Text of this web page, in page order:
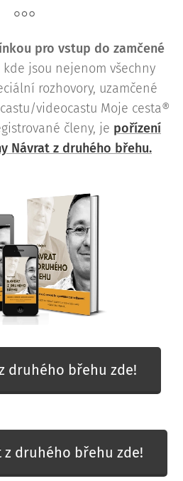
pro vstup do zamčené
kde jsou nejenom všechny
rozhovory, uzamčené
videocastu Moje cesta®
členy, je pořízení
Návrat z druhého břehu.
druhého břehu zde!
z druhého břehu zde!